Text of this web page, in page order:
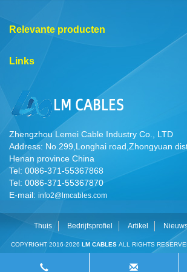
Relevante producten
Links
Zhengzhou Lemei Cable Industry Co., LTD
Address: No.299,Longhai road,Zhongyuan
Henan province China
Tel: 0086-371-55367868
Tel: 0086-371-55367870
E-mail: info2@lmcables.com
Thuis Bedrijfsprofiel Artikel
COPYRIGHT 2016-2026 LM CABLES ALL RIGHTS